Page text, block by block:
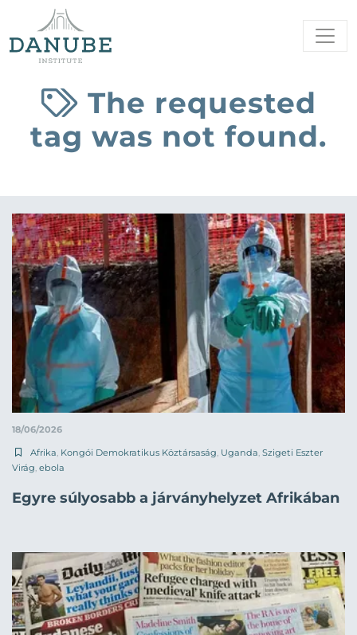
The requested
tag was not found.
18/06/2026
Afrika Kongói Demokratikus Köztársaság Uganda Szigeti Eszter
Virág ebola
Egyre súlyosabb a járványhelyzet Afrikában